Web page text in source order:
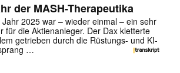
der MASH-Therapeutika
2025 war – wieder einmal – ein sehr
für die Aktienanleger. Der Dax kletterte
getrieben durch die Rüstungs- und KI-
…